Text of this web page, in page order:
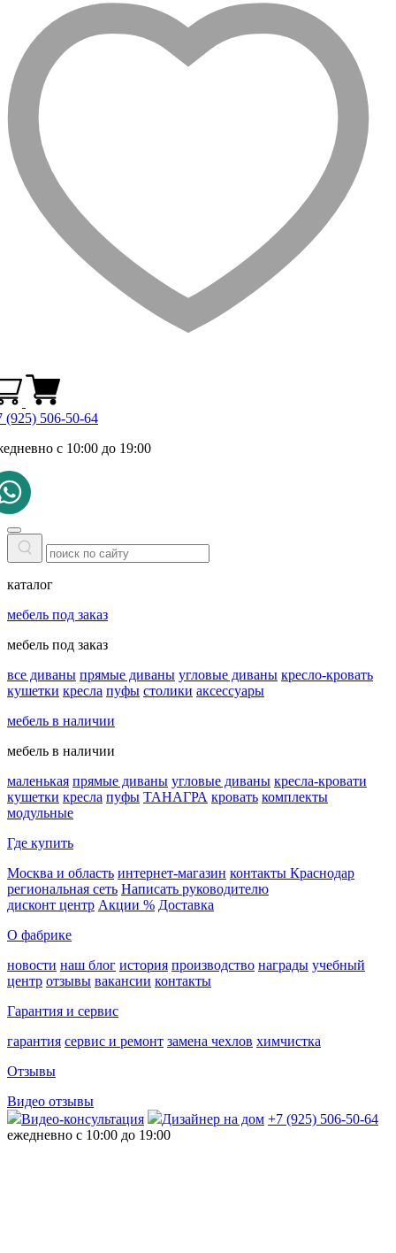
(925) 506-50-64
с 10:00 до 19:00
каталог
мебель под заказ
мебель под заказ
все диваны прямые диваны угловые диваны кресло-кровать
кушетки кресла пуфы столики аксессуары
мебель в наличии
мебель в наличии
маленькая прямые диваны угловые диваны кресла-кровати
кушетки кресла пуфы ТАНАГРА кровать комплекты
модульные
Где купить
Москва и область интернет-магазин контакты Краснодар
региональная сеть Написать руководителю
дисконт центр Акции % Доставка
О фабрике
новости наш блог история производство награды учебный
центр отзывы вакансии контакты
Гарантия и сервис
гарантия сервис и ремонт замена чехлов химчистка
Отзывы
Видео отзывы
Видео-консультация
Дизайнер на дом +7 (925) 506-50-64
ежедневно с 10:00 до 19:00